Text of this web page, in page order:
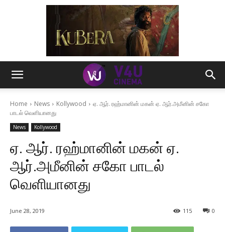
Home News Kollywood
ஏ. ஆர். ரஹ்மானின் மகன் ஏ. ஆர்.அமீனின் சகோ
பாடல் வெளியானது
News Kollywood
ஏ. ஆர். ரஹ்மானின் மகன் ஏ.
ஆர்.அமீனின் சகோ பாடல்
வெளியானது
June 28, 2019 0
115